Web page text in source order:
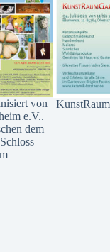
von
e.V..
dem